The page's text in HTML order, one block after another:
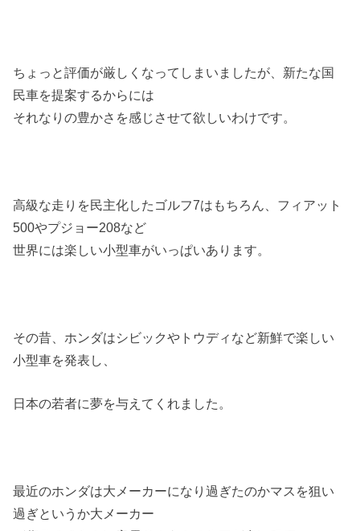
ちょっと評価が厳しくなってしまいましたが、新たな国
民車を提案するからには
それなりの豊かさを感じさせて欲しいわけです。
高級な走りを民主化したゴルフ7はもちろん、フィアット
500やプジョー208など
世界には楽しい小型車がいっぱいあります。
その昔、ホンダはシビックやトウディなど新鮮で楽しい
小型車を発表し、
日本の若者に夢を与えてくれました。
最近のホンダは大メーカーになり過ぎたのかマスを狙い
過ぎというか大メーカー